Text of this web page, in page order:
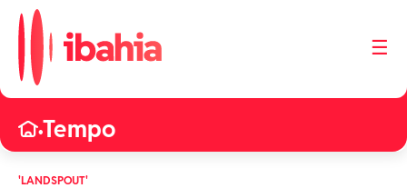
☰
•Tempo
'LANDSPOUT'